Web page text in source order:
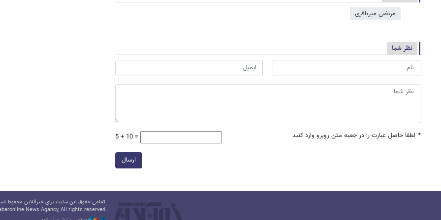
مرتضی میرباقری
نظر شما
* لطفا حاصل عبارت را در جعبه متن روبرو وارد کنید 5 + 10 =
ارسال
تمامی حقوق این سایت برای خبرآنلاین محفوظ
News Agancy, All rights reserved